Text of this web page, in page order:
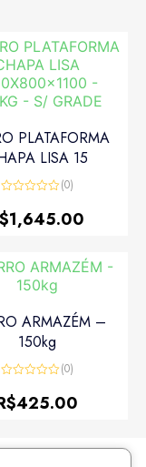
PLATAFORMA
LISA 15
0
de
(0)
1,645.00
ARMAZÉM –
150kg
0
de
(0)
425.00